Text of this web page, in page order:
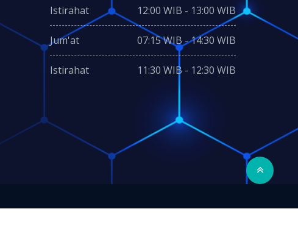
Istirahat 12:00 WIB - 13:00 WIB
Jum'at 07:15 WIB - 14:30 WIB
Istirahat 11:30 WIB - 12:30 WIB